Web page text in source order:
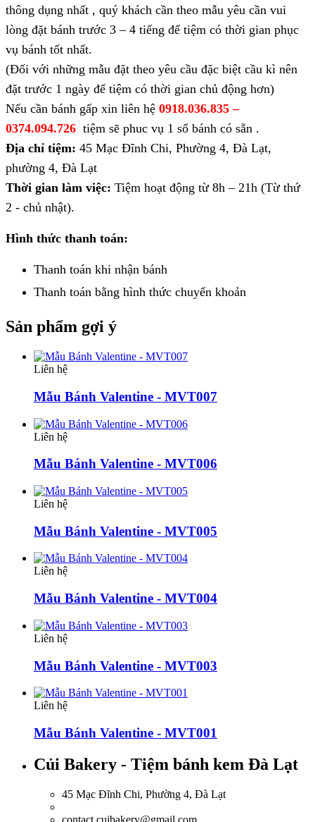
thông dụng nhất , quý khách cần theo mẫu yêu cần vui
lòng đặt bánh trước 3 – 4 tiếng để tiệm có thời gian phục
vụ bánh tốt nhất.
(Đối với những mẫu đặt theo yêu cầu đặc biệt cầu kì nên
đặt trước 1 ngày để tiệm có thời gian chủ động hơn)
Nếu cần bánh gấp xin liên hệ 0918.036.835 –
0374.094.726 tiệm sẽ phuc vụ 1 số bánh có sẵn .
Địa chỉ tiệm: 45 Mạc Đĩnh Chi, Phường 4, Đà Lạt,
phường 4, Đà Lạt
Thời gian làm việc: Tiệm hoạt động từ 8h – 21h (Từ thứ
2 - chủ nhật).
Hình thức thanh toán:
Thanh toán khi nhận bánh
Thanh toán bằng hình thức chuyển khoản
Sản phẩm gợi ý
Liên hệ
Mẫu Bánh Valentine - MVT007
Liên hệ
Mẫu Bánh Valentine - MVT006
Liên hệ
Mẫu Bánh Valentine - MVT005
Liên hệ
Mẫu Bánh Valentine - MVT004
Liên hệ
Mẫu Bánh Valentine - MVT003
Liên hệ
Mẫu Bánh Valentine - MVT001
Củi Bakery - Tiệm bánh kem Đà Lạt
45 Mạc Đĩnh Chi, Phường 4, Đà Lạt
contact.cuibakery@gmail.com